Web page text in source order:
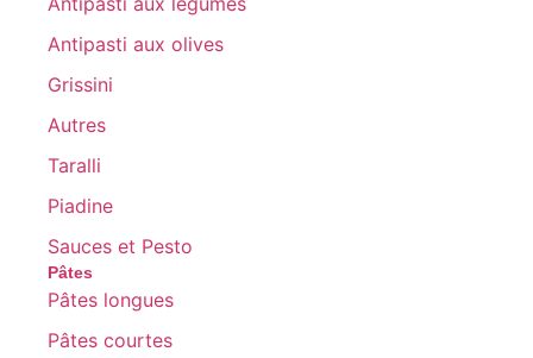
Antipasti aux olives
Grissini
Autres
Taralli
Piadine
Sauces et Pesto
Pâtes
Pâtes longues
Pâtes courtes